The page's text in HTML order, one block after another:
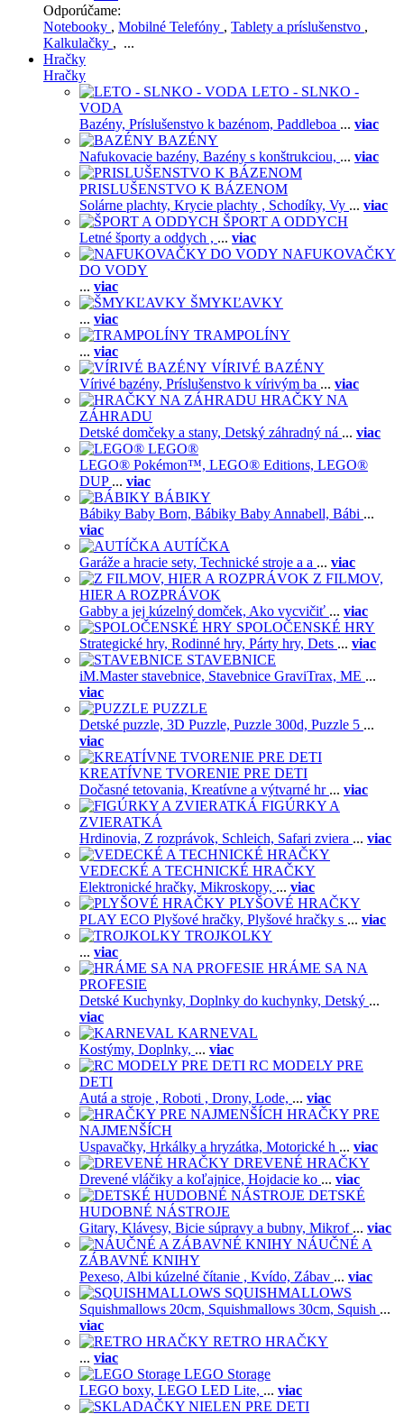
Odporúčame:
Notebooky , Mobilné Telefóny , Tablety a príslušenstvo ,
Kalkulačky , ...
Hračky
Hračky
LETO - SLNKO -
VODA
Bazény, Príslušenstvo k bazénom, Paddleboa ... viac
BAZÉNY
Nafukovacie bazény, Bazény s konštrukciou, ... viac
PRISLUŠENSTVO K BÁZENOM
Solárne plachty, Krycie plachty , Schodíky, Vy ... viac
ŠPORT A ODDYCH
Letné športy a oddych , ... viac
NAFUKOVAČKY
DO VODY
... viac
ŠMYKĽAVKY
... viac
TRAMPOLÍNY
... viac
VÍRIVÉ BAZÉNY
Vírivé bazény, Príslušenstvo k vírivým ba ... viac
HRAČKY NA
ZÁHRADU
Detské domčeky a stany, Detský záhradný ná ... viac
LEGO®
LEGO® Pokémon™, LEGO® Editions, LEGO®
DUP ... viac
BÁBIKY
Bábiky Baby Born, Bábiky Baby Annabell, Bábi ...
viac
AUTÍČKA
Garáže a hracie sety, Technické stroje a a ... viac
Z FILMOV,
HIER A ROZPRÁVOK
Gabby a jej kúzelný domček, Ako vycvičiť ... viac
SPOLOČENSKÉ HRY
Strategické hry, Rodinné hry, Párty hry, Dets ... viac
STAVEBNICE
iM.Master stavebnice, Stavebnice GraviTrax, ME ...
viac
PUZZLE
Detské puzzle, 3D Puzzle, Puzzle 300d, Puzzle 5 ...
viac
KREATÍVNE TVORENIE PRE DETI
Dočasné tetovania, Kreatívne a výtvarné hr ... viac
FIGÚRKY A
ZVIERATKÁ
Hrdinovia, Z rozprávok, Schleich, Safari zviera ... viac
VEDECKÉ A TECHNICKÉ HRAČKY
Elektronické hračky, Mikroskopy, ... viac
PLYŠOVÉ HRAČKY
PLAY ECO Plyšové hračky, Plyšové hračky s ... viac
TROJKOLKY
... viac
HRÁME SA NA
PROFESIE
Detské Kuchynky, Doplnky do kuchynky, Detský ...
viac
KARNEVAL
Kostýmy, Doplnky, ... viac
RC MODELY PRE
DETI
Autá a stroje , Roboti , Drony, Lode, ... viac
HRAČKY PRE
NAJMENŠÍCH
Uspavačky, Hrkálky a hryzátka, Motorické h ... viac
DREVENÉ HRAČKY
Drevené vláčiky a koľajnice, Hojdacie ko ... viac
DETSKÉ
HUDOBNÉ NÁSTROJE
Gitary, Klávesy, Bicie súpravy a bubny, Mikrof ... viac
NÁUČNÉ A
ZÁBAVNÉ KNIHY
Pexeso, Albi kúzelné čítanie , Kvído, Zábav ... viac
SQUISHMALLOWS
Squishmallows 20cm, Squishmallows 30cm, Squish ...
viac
RETRO HRAČKY
... viac
LEGO Storage
LEGO boxy, LEGO LED Lite, ... viac